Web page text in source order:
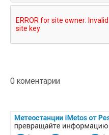
0 коментарии